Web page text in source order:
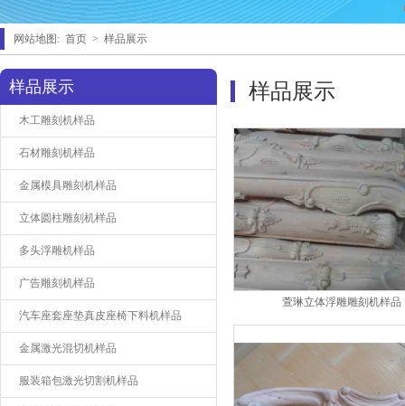
网站地图: 首页 > 样品展示
样品展示
木工雕刻机样品
石材雕刻机样品
金属模具雕刻机样品
立体圆柱雕刻机样品
多头浮雕机样品
广告雕刻机样品
汽车座套座垫真皮座椅下料机样品
金属激光混切机样品
服装箱包激光切割机样品
样品展示
萱琳立体浮雕雕刻机样品